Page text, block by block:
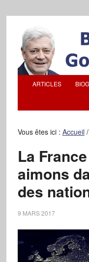
ARTICLES
Vous êtes ici : Accueil /
La
aimons
des
9 MARS 2017